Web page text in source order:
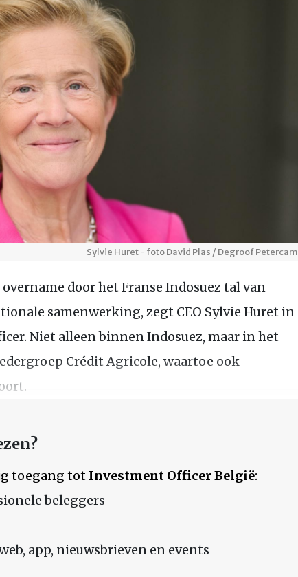
Sylvie Huret - foto David Plas / Degroof Petercam
door het Franse Indosuez tal van
samenwerking, zegt CEO Sylvie Huret in
Niet alleen binnen Indosuez, maar in het
Crédit Agricole, waartoe ook
toegang tot Investment Officer België:
beleggers
app, nieuwsbrieven en events